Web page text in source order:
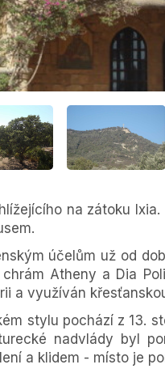
na zátoku
účelům už od
Atheny a Dia
a využíván
stylu pochází z 13.
nadvlády byl
a klidem - místo je